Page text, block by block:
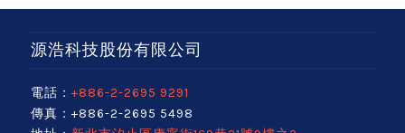
源浩科技股份有限公司
電話： +886-2-2695 9291
傳真：+886-2-2695 5498